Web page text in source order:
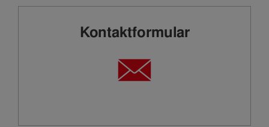
Kontaktformular